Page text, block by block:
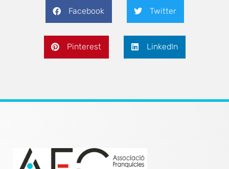
Facebook Twitter
Pinterest LinkedIn